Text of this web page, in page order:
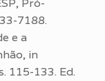
Pró-
7188.
e a
in
115-133. Ed.